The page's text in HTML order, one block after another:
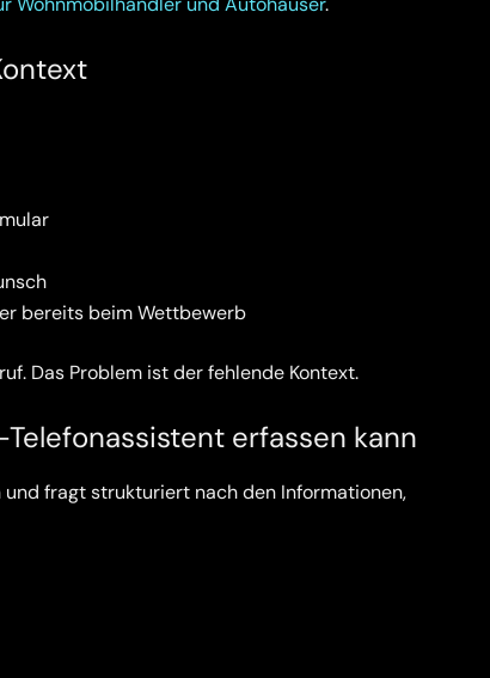
bereits beim Wettbewerb
Das Problem ist der fehlende Kontext.
erfassen kann
fragt strukturiert nach den Informationen,